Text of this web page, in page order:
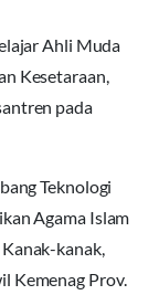
Ahli Muda
Kesetaraan,
pada
Teknologi
Agama Islam
kanak,
Kemenag Prov.